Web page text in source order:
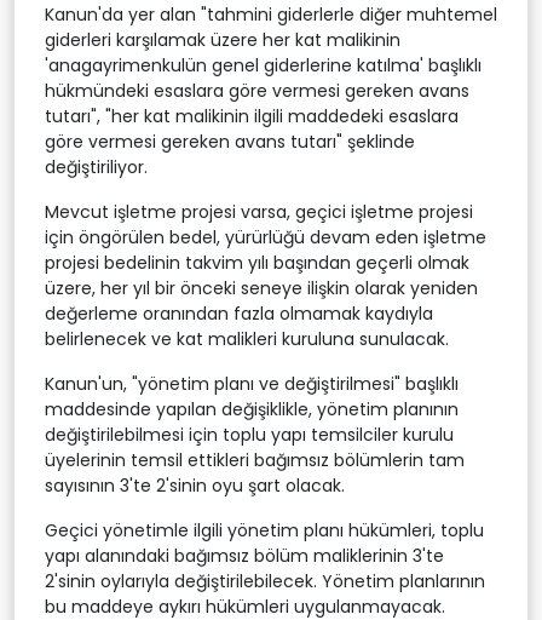
Kanun'da yer alan "tahmini giderlerle diğer muhtemel
giderleri karşılamak üzere her kat malikinin
'anagayrimenkulün genel giderlerine katılma' başlıklı
hükmündeki esaslara göre vermesi gereken avans
tutarı", "her kat malikinin ilgili maddedeki esaslara
göre vermesi gereken avans tutarı" şeklinde
değiştiriliyor.
Mevcut işletme projesi varsa, geçici işletme projesi
için öngörülen bedel, yürürlüğü devam eden işletme
projesi bedelinin takvim yılı başından geçerli olmak
üzere, her yıl bir önceki seneye ilişkin olarak yeniden
değerleme oranından fazla olmamak kaydıyla
belirlenecek ve kat malikleri kuruluna sunulacak.
Kanun'un, "yönetim planı ve değiştirilmesi" başlıklı
maddesinde yapılan değişiklikle, yönetim planının
değiştirilebilmesi için toplu yapı temsilciler kurulu
üyelerinin temsil ettikleri bağımsız bölümlerin tam
sayısının 3'te 2'sinin oyu şart olacak.
Geçici yönetimle ilgili yönetim planı hükümleri, toplu
yapı alanındaki bağımsız bölüm maliklerinin 3'te
2'sinin oylarıyla değiştirilebilecek. Yönetim planlarının
bu maddeye aykırı hükümleri uygulanmayacak.